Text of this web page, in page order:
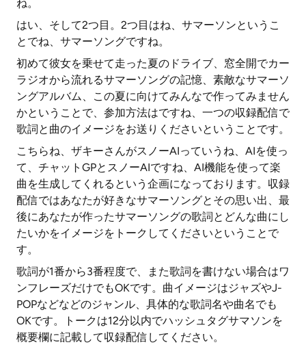
ね。
はい、そして2つ目。2つ目はね、サマーソンというこ
とでね、サマーソングですね。
初めて彼女を乗せて走った夏のドライブ、窓全開でカー
ラジオから流れるサマーソングの記憶、素敵なサマーソ
ングアルバム、この夏に向けてみんなで作ってみません
かということで、参加方法はですね、一つの収録配信で
歌詞と曲のイメージをお送りくださいということです。
こちらね、ザキーさんがスノーAIっていうね、AIを使っ
て、チャットGPとスノーAIですね、AI機能を使って楽
曲を生成してくれるという企画になっております。収録
配信ではあなたが好きなサマーソングとその思い出、最
後にあなたが作ったサマーソングの歌詞とどんな曲にし
たいかをイメージをトークしてくださいということで
す。
歌詞が1番から3番程度で、また歌詞を書けない場合はワ
ンフレーズだけでもOKです。曲イメージはジャズやJ-
POPなどなどのジャンル、具体的な歌詞名や曲名でも
OKです。トークは12分以内でハッシュタグサマソンを
概要欄に記載して収録配信してください。